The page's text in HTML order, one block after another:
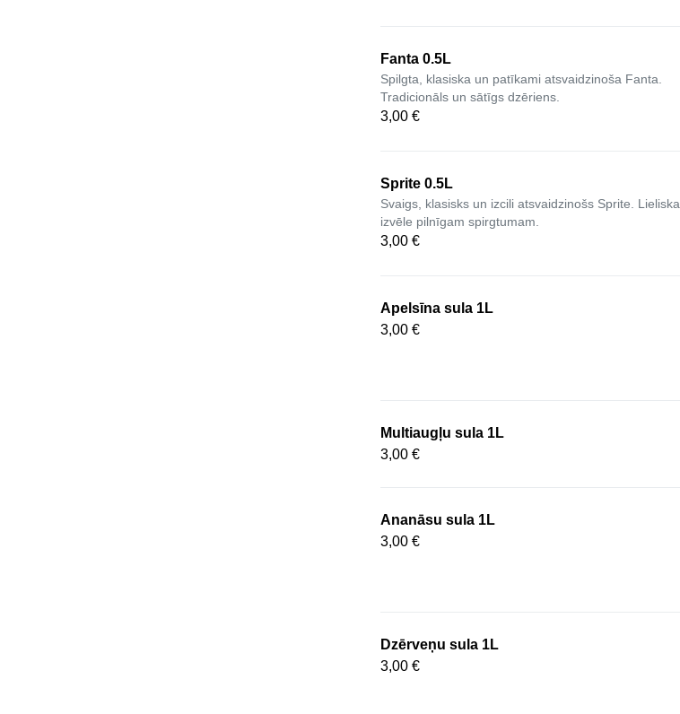
Fanta 0.5L
Spilgta, klasiska un patīkami atsvaidzinoša Fanta.
Tradicionāls un sātīgs dzēriens.
3,00 €
Sprite 0.5L
Svaigs, klasisks un izcili atsvaidzinošs Sprite. Lieliska
izvēle pilnīgam spirgtumam.
3,00 €
Apelsīna sula 1L
3,00 €
Multiaugļu sula 1L
3,00 €
Ananāsu sula 1L
3,00 €
Dzērveņu sula 1L
3,00 €